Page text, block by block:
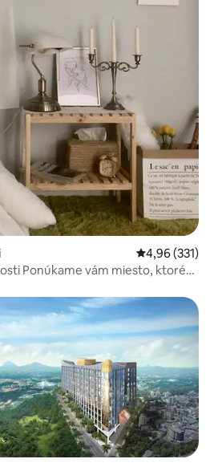
Priemerné
4,96 (331)
Ponúkame vám miesto, ktoré